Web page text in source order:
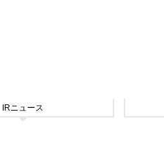
IRニュース